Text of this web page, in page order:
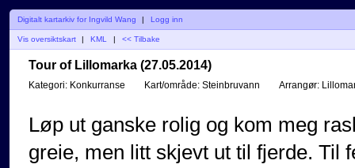
Digitalt kartarkiv for Ingvild Wang | Logg inn
Vis oversiktskart KML << Tilbake
Tour of Lillomarka (27.05.2014)
Kategori: Konkurranse Kart/område: Steinbruvann Arrangør:
Løp ut ganske rolig og kom meg
greie, men litt skjevt ut til fjerde. Til